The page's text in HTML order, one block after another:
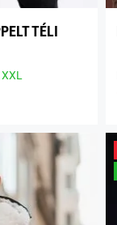
TÉLI
XXL